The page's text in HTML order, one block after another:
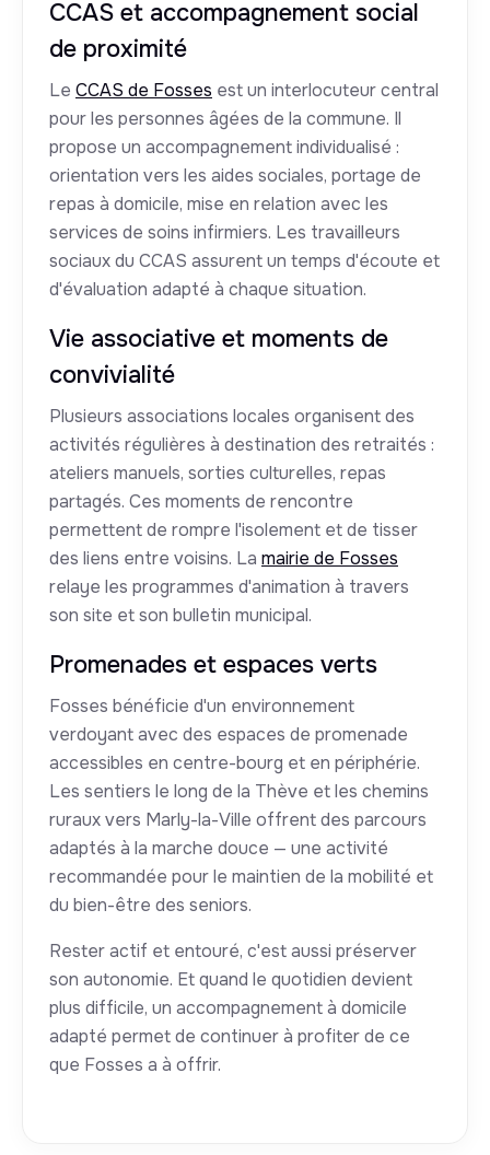
CCAS et accompagnement social
de proximité
Le CCAS de Fosses est un interlocuteur central
pour les personnes âgées de la commune. Il
propose un accompagnement individualisé :
orientation vers les aides sociales, portage de
repas à domicile, mise en relation avec les
services de soins infirmiers. Les travailleurs
sociaux du CCAS assurent un temps d'écoute et
d'évaluation adapté à chaque situation.
Vie associative et moments de
convivialité
Plusieurs associations locales organisent des
activités régulières à destination des retraités :
ateliers manuels, sorties culturelles, repas
partagés. Ces moments de rencontre
permettent de rompre l'isolement et de tisser
des liens entre voisins. La mairie de Fosses
relaye les programmes d'animation à travers
son site et son bulletin municipal.
Promenades et espaces verts
Fosses bénéficie d'un environnement
verdoyant avec des espaces de promenade
accessibles en centre-bourg et en périphérie.
Les sentiers le long de la Thève et les chemins
ruraux vers Marly-la-Ville offrent des parcours
adaptés à la marche douce — une activité
recommandée pour le maintien de la mobilité et
du bien-être des seniors.
Rester actif et entouré, c'est aussi préserver
son autonomie. Et quand le quotidien devient
plus difficile, un accompagnement à domicile
adapté permet de continuer à profiter de ce
que Fosses a à offrir.